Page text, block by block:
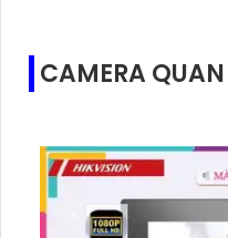
CAMERA